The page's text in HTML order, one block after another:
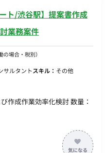
定支援
ト/渋谷駅】提案書作成
業務案件
の場合・税別）
サルタントスキル： その他
作成作業効率化検討 数量：